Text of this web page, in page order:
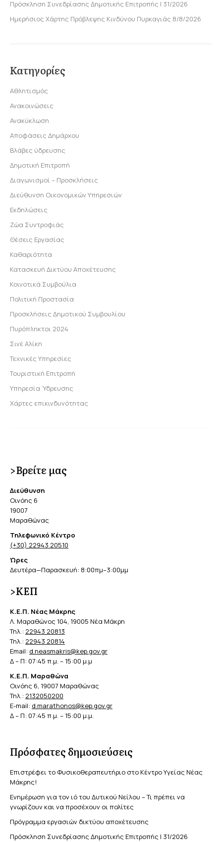
Πρόσκληση Συνεδρίασης Δημοτικής Επιτροπής | 31/2026
Ημερήσιος Χάρτης Πρόβλεψης Κινδύνου Πυρκαγιάς 8/8/2026
Κατηγορίες
Αθλητισμός
Ανακοινώσεις
Ανακύκλωση
Αποφάσεις Δημάρχου
Βλάβες ύδρευσης
Δημοτική Επιτροπή
Διαγωνισμοί – Προσκλήσεις
Διεύθυνση Οικονομικών Υπηρεσιών
Εκδηλώσεις
Ζώα Συντροφιάς
Θέσεις Εργασίας
Καθαριότητα
Κατασκευή Δικτύου Αποχέτευσης
Κοινοτικά Συμβούλια
Πολιτική Προστασία
Προσκλήσεις Δημοτικού Συμβουλίου
Πυρόπληκτοι 2024
Σινέ Αλίκη
Τεχνικές Υπηρεσίες
Τουριστική Επιτροπή
Υπηρεσία Ύδρευσης
Χάρτες επικινδυνότητας
>Βρείτε μας
Διεύθυνση
Οινόης 6
19007
Μαραθώνας
Τηλεφωνικό Κέντρο
(+30) 22943 20510
Ώρες
Δευτέρα—Παρασκευή: 8:00πμ–3:00μμ
>ΚΕΠ
Κ.Ε.Π. Νέας Μάκρης
Λ. Μαραθώνος 104, 19005 Νέα Μάκρη
Τηλ.: 22943 20813
Τηλ.: 22943 20814
Email: d.neasmakris@kep.gov.gr
Δ – Π: 07:45 π.μ. – 15:00 μ.μ
Κ.Ε.Π. Μαραθώνα
Οινόης 6, 19007 Μαραθώνας
Τηλ.: 2132050200
E-mail: d.marathonos@kep.gov.gr
Δ – Π: 07:45 π.μ. – 15:00 μ.μ.
Πρόσφατες δημοσιεύσεις
Επιστρέφει το Φυσικοθεραπευτήριο στο Κέντρο Υγείας Νέας
Μάκρης!
Ενημέρωση για τον ιό του Δυτικού Νείλου – Τι πρέπει να
γνωρίζουν και να προσέχουν οι πολίτες
Πρόγραμμα εργασιών δικτύου αποχέτευσης
Πρόσκληση Συνεδρίασης Δημοτικής Επιτροπής | 31/2026